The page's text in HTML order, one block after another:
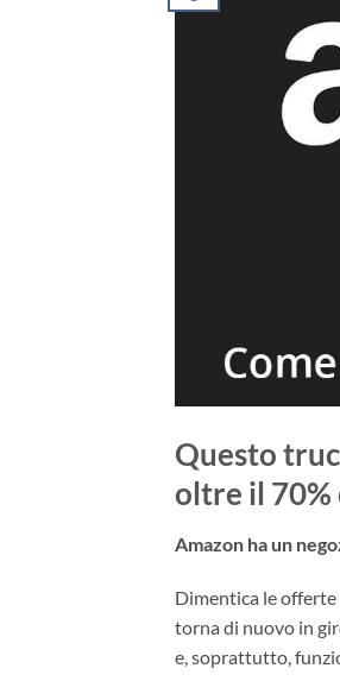
Questo
oltre il 70%
Amazon ha un
Dimentica le offerte
torna di nuovo in
e, soprattutto,